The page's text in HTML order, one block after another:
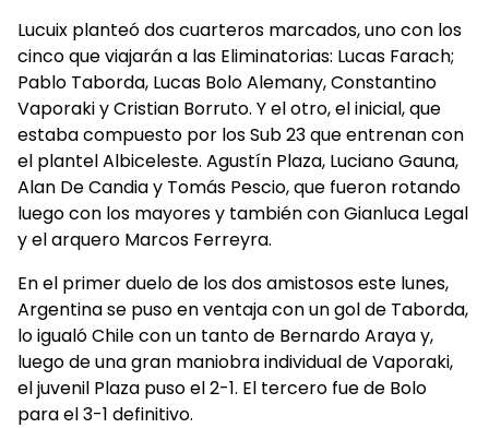
Lucuix planteó dos cuarteros marcados, uno con los
cinco que viajarán a las Eliminatorias: Lucas Farach;
Pablo Taborda, Lucas Bolo Alemany, Constantino
Vaporaki y Cristian Borruto. Y el otro, el inicial, que
estaba compuesto por los Sub 23 que entrenan con
el plantel Albiceleste. Agustín Plaza, Luciano Gauna,
Alan De Candia y Tomás Pescio, que fueron rotando
luego con los mayores y también con Gianluca Legal
y el arquero Marcos Ferreyra.
En el primer duelo de los dos amistosos este lunes,
Argentina se puso en ventaja con un gol de Taborda,
lo igualó Chile con un tanto de Bernardo Araya y,
luego de una gran maniobra individual de Vaporaki,
el juvenil Plaza puso el 2-1. El tercero fue de Bolo
para el 3-1 definitivo.